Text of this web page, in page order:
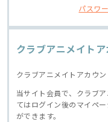
パスワ
クラブアニメイト
クラブアニメイトアカウ
当サイト会員で、クラブ
てはログイン後のマイペ
ができます。